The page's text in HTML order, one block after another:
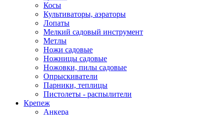
Косы
Культиваторы, аэраторы
Лопаты
Мелкий садовый инструмент
Метлы
Ножи садовые
Ножницы садовые
Ножовки, пилы садовые
Опрыскиватели
Парники, теплицы
Пистолеты - распылители
Крепеж
Анкера